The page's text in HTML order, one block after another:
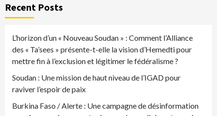
Recent Posts
L’horizon d’un « Nouveau Soudan » : Comment l’Alliance
des « Ta’sees » présente-t-elle la vision d’Hemedti pour
mettre fin à l’exclusion et légitimer le fédéralisme ?
Soudan : Une mission de haut niveau de l’IGAD pour
raviver l’espoir de paix
Burkina Faso / Alerte : Une campagne de désinformation